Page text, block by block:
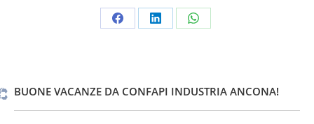
CondividiCondividiCondividi
BUONE VACANZE DA CONFAPI INDUSTRIA ANCONA!